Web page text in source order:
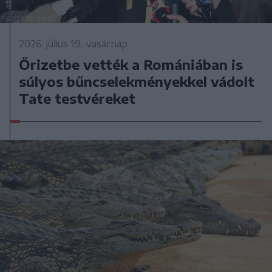
2026. július 19., vasárnap
Őrizetbe vették a Romániában is
súlyos bűncselekményekkel vádolt
Tate testvéreket